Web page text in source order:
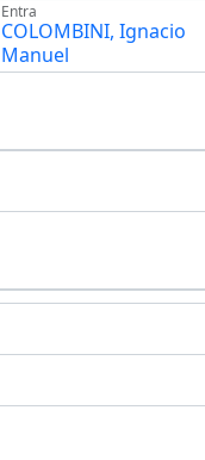
Entra
COLOMBINI, Ignacio
Manuel